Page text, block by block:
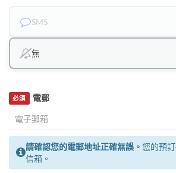
SMS
無
電郵
必須
請確認您的電郵地址正確無誤。 您的預
信箱。